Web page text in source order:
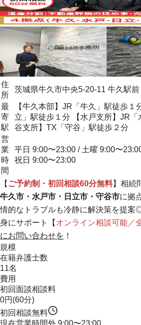
住
所
茨城県牛久市中央5-20-11 牛久駅
最
寄
駅
【牛久本部】JR「牛久」駅徒歩１
立」駅徒歩１分 【水戸支所】JR
谷支所】TX「守谷」駅徒歩２分
営
業
時
間
平日 9:00〜23:00 / 土曜 9:00〜
祝日 9:00〜23:00
【 ご予約制・初回相談60分無料】相続
牛久市・水戸市・日立市・守谷市に拠
情的なトラブルも冷静に解決策を提案
身にサポート
【 オンライン相談可能／
にお問い合わせを ！
規模
在籍弁護士数
11名
費用
初回面談相談料
0円(60分)
初回相談無料
現在営業時間外 9:00〜23:00